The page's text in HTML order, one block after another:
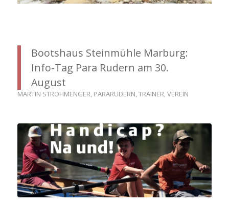
Bootshaus Steinmühle Marburg:
Info-Tag Para Rudern am 30.
August
MARTIN STROHMENGER, PARARUDERN,TRAINER,VEREIN